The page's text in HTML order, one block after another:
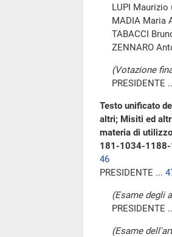
LUPI Maurizio
MADIA Maria
TABACCI
ZENNARO
(Votazione
PRESIDENTE
Testo unificato
altri; Misiti ed
materia di
181-1034-
46
PRESIDENTE ...
(Esame degli
PRESIDENTE
(Esame